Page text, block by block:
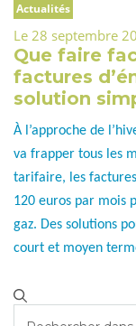
Actualités
Le 28 septembre
Que faire
factures
solution
À l’approche de
va frapper tous les
tarifaire, les
120 euros par mois
gaz. Des solutions
court et moyen